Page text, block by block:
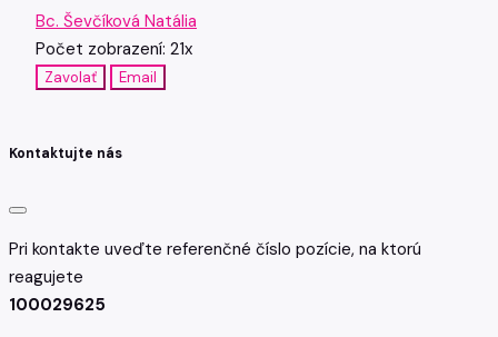
Bc. Ševčíková Natália
Počet zobrazení: 21x
Zavolať Email
Kontaktujte nás
Pri kontakte uveďte referenčné číslo pozície, na ktorú
reagujete
100029625